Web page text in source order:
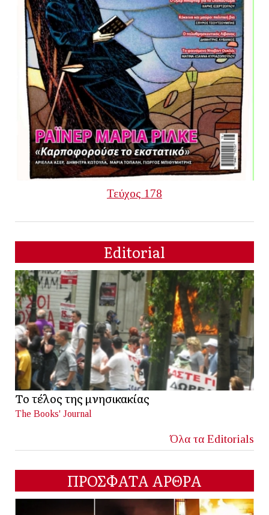
Τεύχος 178
Editorial
Το τέλος της μνησικακίας
The Books' Journal
Όλα τα Editorials
ΠΡΟΣΦΑΤΑ ΑΡΘΡΑ